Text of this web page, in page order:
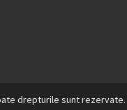
drepturile sunt rezervate.